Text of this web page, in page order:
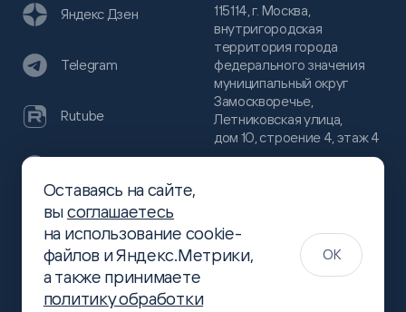
115114, г. Москва,
внутригородская
территория города
федерального значения
муниципальный округ
Замоскворечье,
Летниковская улица,
дом 10, строение 4, этаж 4
(499)
444-16-51
info@slsoft.ru
Яндекс Дзен
Telegram
Rutube
Хабр
Оставаясь на сайте,
высоглашаетесь
на использование cookie-
файлов и Яндекс.Метрики,
а также принимаете
политику обработки
OK